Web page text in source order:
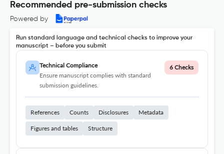
Recommended pre-submission checks
Powered by
Run standard language and technical checks to improve your
manuscript – before you submit
Technical Compliance
Ensure manuscript complies with standard
submission guidelines.
6 Checks
References Counts Disclosures Metadata
Figures and tables Structure